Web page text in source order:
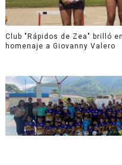
Club "Rápidos de Zea" brilló
homenaje a Giovanny Valero